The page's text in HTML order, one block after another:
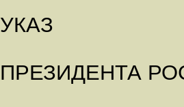
УКАЗ
ПРЕЗИДЕНТА